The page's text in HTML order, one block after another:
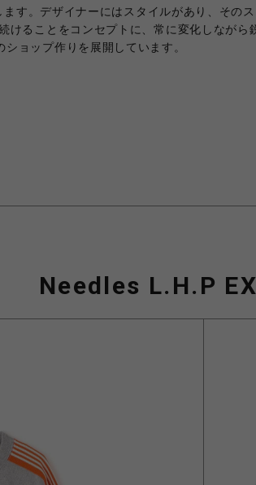
す。デザイナーにはスタイルがあり、その
けることをコンセプトに、常に変化しなが
ョップ作りを展開しています。
Needles L.H.P